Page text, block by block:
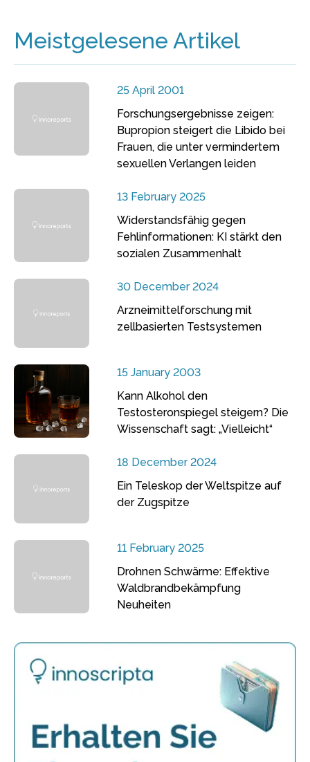
Meistgelesene Artikel
25 April 2001
Forschungsergebnisse zeigen:
Bupropion steigert die Libido bei
Frauen, die unter vermindertem
sexuellen Verlangen leiden
13 February 2025
Widerstandsfähig gegen
Fehlinformationen: KI stärkt den
sozialen Zusammenhalt
30 December 2024
Arzneimittelforschung mit
zellbasierten Testsystemen
15 January 2003
Kann Alkohol den
Testosteronspiegel steigern? Die
Wissenschaft sagt: „Vielleicht“
18 December 2024
Ein Teleskop der Weltspitze auf
der Zugspitze
11 February 2025
Drohnen Schwärme: Effektive
Waldbrandbekämpfung
Neuheiten